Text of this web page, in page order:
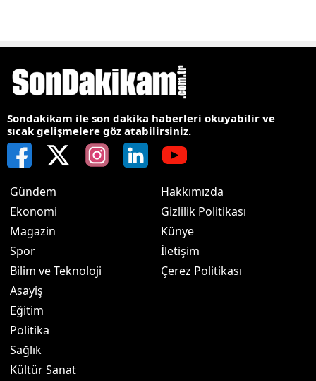
Sondakikam ile son dakika haberleri okuyabilir ve
sıcak gelişmelere göz atabilirsiniz.
Gündem
Ekonomi
Magazin
Spor
Bilim ve Teknoloji
Asayiş
Eğitim
Politika
Sağlık
Kültür Sanat
Hakkımızda
Gizlilik Politikası
Künye
İletişim
Çerez Politikası